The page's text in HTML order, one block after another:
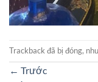
Trackback đã bị đóng,
← Trước